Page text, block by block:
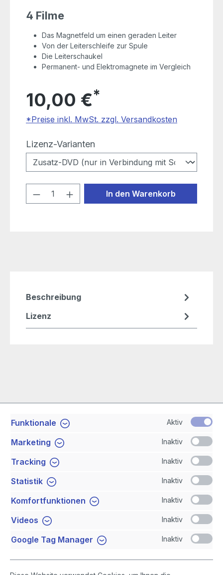
4 Filme
Das Magnetfeld um einen geraden Leiter
Von der Leiterschleife zur Spule
Die Leiterschaukel
Permanent- und Elektromagnete im Vergleich
10,00 €*
*Preise inkl. MwSt. zzgl. Versandkosten
Lizenz-Varianten
Produkt Anzahl: Gib den
In den Warenkorb
Beschreibung
Lizenz
Service-Hotline
Shop Service
Newsletter
Funktionale Aktiv
Marketing Inaktiv
Tracking Inaktiv
Statistik Inaktiv
Komfortfunktionen Inaktiv
Videos Inaktiv
Google Tag Manager Inaktiv